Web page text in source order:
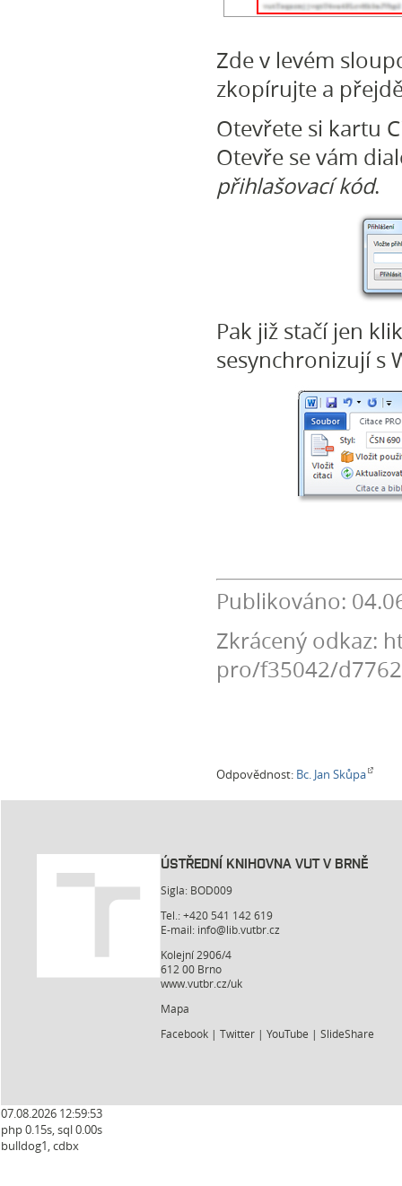
Zde v levém
zkopírujte a
Otevřete si kartu
Otevře se vám
přihlašovací kód.
Pak již stačí jen
sesynchronizují s
Publikováno:
Zkrácený odkaz:
pro/f35042/
Odpovědnost: Bc. Jan Skůpa
ÚSTŘEDNÍ KNIHOVNA VUT V BRNĚ
Sigla: BOD009
Tel.: +420 541 142 619
E-mail: info@lib.vutbr.cz
Kolejní 2906/4
612 00 Brno
www.vutbr.cz/uk
Mapa
Facebook |Twitter |YouTube |SlideShare
07.08.2026 12:59:54
php 0.15s, sql 0.00s
bulldog1, cdbx